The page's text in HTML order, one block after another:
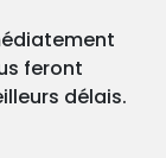
feront
délais.